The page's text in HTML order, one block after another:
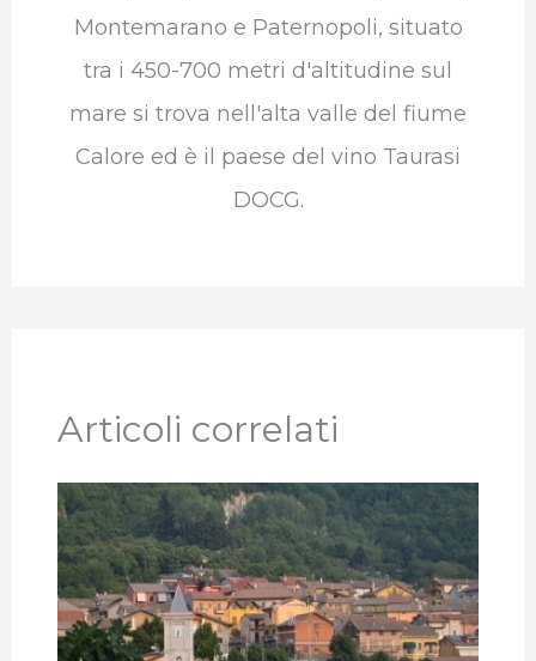
Montemarano e Paternopoli, situato
tra i 450-700 metri d'altitudine sul
mare si trova nell'alta valle del fiume
Calore ed è il paese del vino Taurasi
DOCG.
Articoli correlati